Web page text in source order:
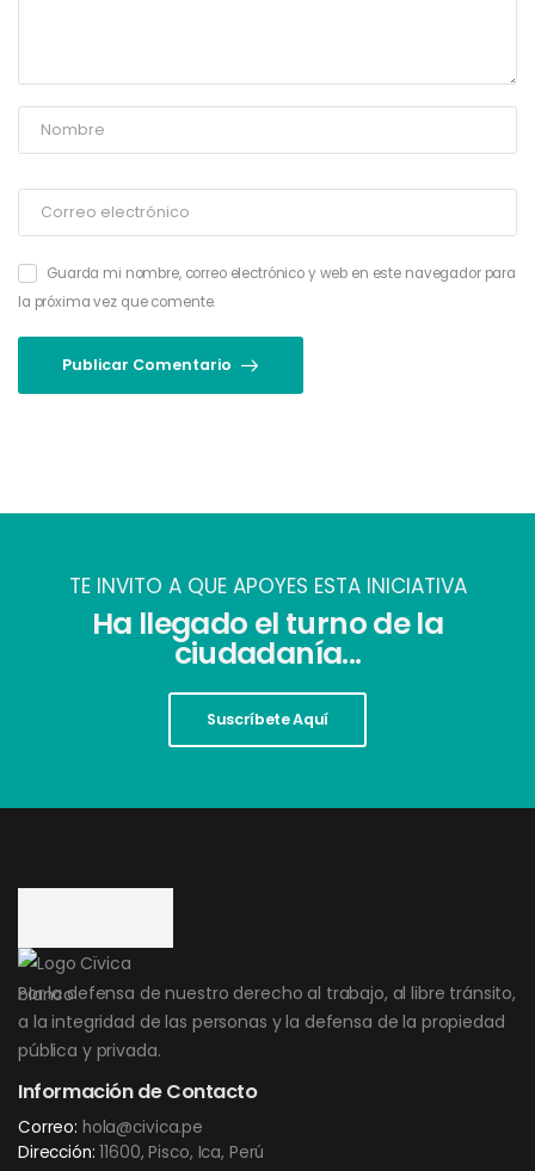
Guarda mi nombre, correo electrónico y web en este navegador para
la próxima vez que comente.
Publicar Comentario
TE INVITO A QUE APOYES ESTA INICIATIVA
Ha llegado el turno de la
ciudadanía...
Suscríbete Aquí
Por la defensa de nuestro derecho al trabajo, al libre tránsito,
a la integridad de las personas y la defensa de la propiedad
pública y privada.
Información de Contacto
Correo: hola@civica.pe
Dirección: 11600, Pisco, Ica, Perú